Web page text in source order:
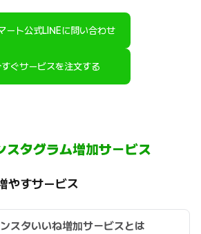
ート公式LINEに問い合わせ
ぐサービスを注文する
スタグラム増加サービス
やすサービス
スタいいね増加サービスとは